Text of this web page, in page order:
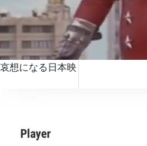
想になる日本映